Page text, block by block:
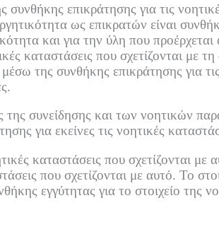
επικράτησης για τις
ως επικρατών είναι
και για την ύλη που
καταστάσεις που σχετίζονται με τη
της συνθήκης επικράτησης για
συνείδησης και των νοητικών
για εκείνες τις νοητικές
καταστάσεις που σχετίζονται με
που σχετίζονται με αυτό. Το
εγγύτητας για το στοιχείο της